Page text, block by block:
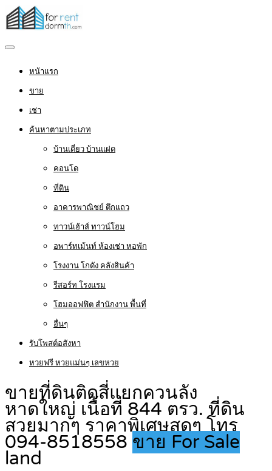
หน้าแรก
ขาย
เช่า
ค้นหาตามประเภท
บ้านเดี่ยว บ้านแฝด
คอนโด
ที่ดิน
อาคารพาณิชย์ ตึกแถว
ทาวน์เฮ้าส์ ทาวน์โฮม
อพาร์ทเม้นท์ ห้องเช่า หอพัก
โรงงาน โกดัง คลังสินค้า
รีสอร์ท โรงแรม
โฮมออฟฟิต สำนักงาน พื้นที่
อื่นๆ
รับโพสต์อสังหา
หวยฟรี หวยแม่นๆ เลขหวย
ขายที่ดินติดสี่แยกควนลัง
หาดใหญ่ เนื้อที่ 844 ตรว. ที่ดิน
สวยมากๆ ราคาพิเศษสุดๆ โทร
094-8518558 ขาย For Sale
land